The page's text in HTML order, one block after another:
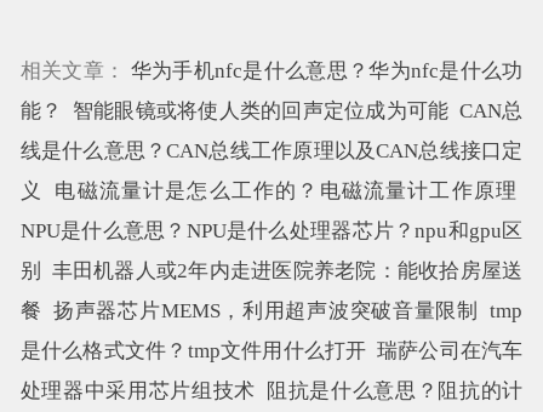
相关文章： 华为手机nfc是什么意思？华为nfc是什么功
能？
智能眼镜或将使人类的回声定位成为可能 CAN总
线是什么意思？CAN总线工作原理以及CAN总线接口定
义
电磁流量计是怎么工作的？电磁流量计工作原理
NPU是什么意思？NPU是什么处理器芯片？npu和gpu区
别
丰田机器人或2年内走进医院养老院：能收拾房屋送
餐 扬声器芯片MEMS，利用超声波突破音量限制
tmp
是什么格式文件？tmp文件用什么打开 瑞萨公司在汽车
处理器中采用芯片组技术
阻抗是什么意思？阻抗的计